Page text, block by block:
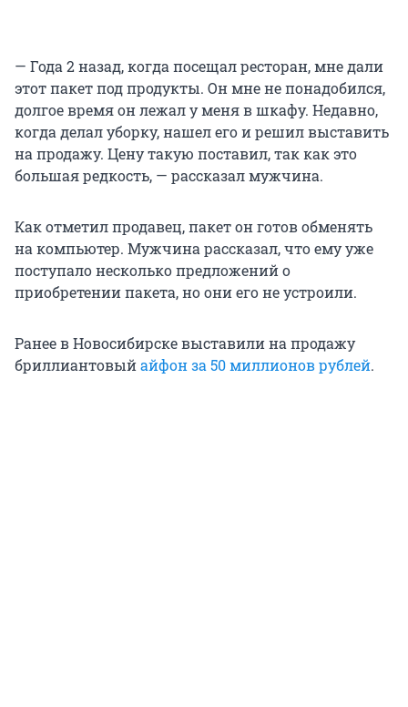
— Года 2 назад, когда посещал ресторан, мне дали
этот пакет под продукты. Он мне не понадобился,
долгое время он лежал у меня в шкафу. Недавно,
когда делал уборку, нашел его и решил выставить
на продажу. Цену такую поставил, так как это
большая редкость, — рассказал мужчина.
Как отметил продавец, пакет он готов обменять
на компьютер. Мужчина рассказал, что ему уже
поступало несколько предложений о
приобретении пакета, но они его не устроили.
Ранее в Новосибирске выставили на продажу
бриллиантовыйайфон за 50 миллионов рублей.